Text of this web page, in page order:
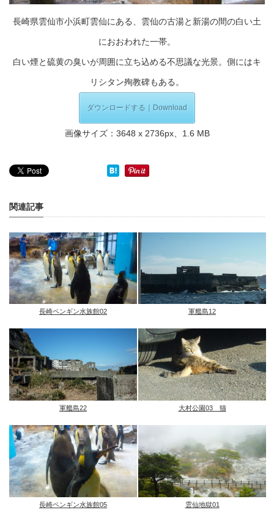
長崎県雲仙市小浜町雲仙にある、雲仙の古湯と新湯の間の白い土
におおわれた一帯。
白い煙と硫黄の臭いが周囲に立ち込める不思議な光景。側にはキ
リシタン殉教碑もある。
ダウンロードする｜Download
画像サイズ：3648 x 2736px、1.6 MB
関連記事
長崎ペンギン水族館02 軍艦島12
軍艦島22 大村公園03 猫
長崎ペンギン水族館05 雲仙地獄01